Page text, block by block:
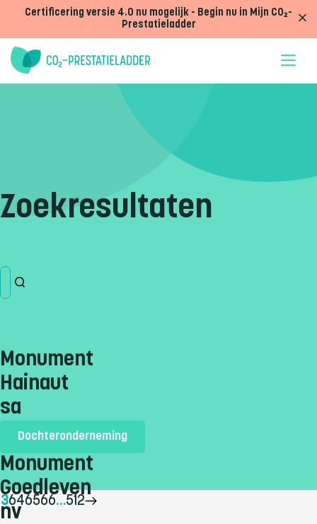
Certificering versie 4.0 nu mogelijk - Begin nu in Mijn CO₂-
Prestatieladder
Zoekresultaten
Monument
Hainaut
sa
Dochteronderneming
Monument
Goedleven
nv
646566…512